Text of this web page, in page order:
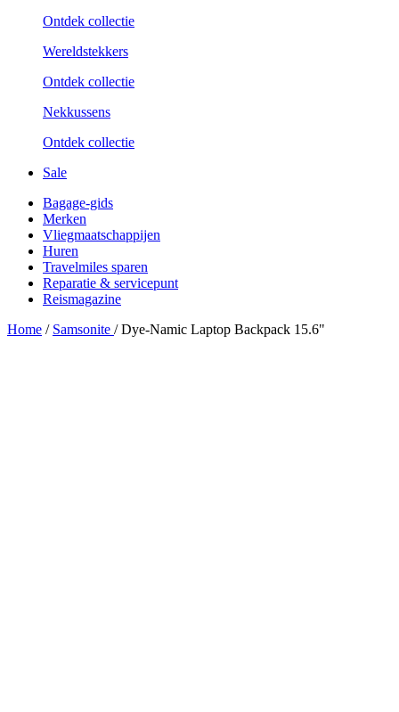
Ontdek collectie
Wereldstekkers
Ontdek collectie
Nekkussens
Ontdek collectie
Sale
Bagage-gids
Merken
Vliegmaatschappijen
Huren
Travelmiles sparen
Reparatie & servicepunt
Reismagazine
Home / Samsonite / Dye-Namic Laptop Backpack 15.6"